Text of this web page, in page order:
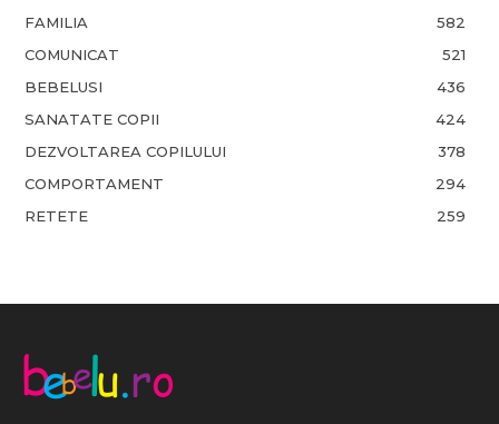
FAMILIA
582
COMUNICAT
521
BEBELUSI
436
SANATATE COPII
424
DEZVOLTAREA COPILULUI
378
COMPORTAMENT
294
RETETE
259